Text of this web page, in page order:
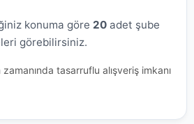
konuma göre 20 adet şube
görebilirsiniz.
tasarruflu alışveriş imkanı